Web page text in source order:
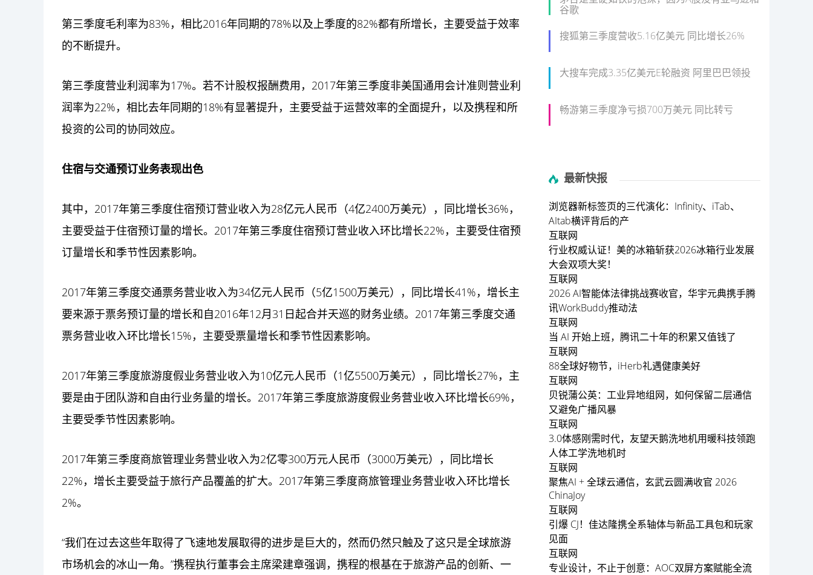
第三季度毛利率为83%，相比2016年同期的78%以及上季度的82%都有所增长，主要受益于效率
的不断提升。
第三季度营业利润率为17%。若不计股权报酬费用，2017年第三季度非美国通用会计准则营业利
润率为22%，相比去年同期的18%有显著提升，主要受益于运营效率的全面提升，以及携程和所
投资的公司的协同效应。
住宿与交通预订业务表现出色
其中，2017年第三季度住宿预订营业收入为28亿元人民币（4亿2400万美元），同比增长36%，
主要受益于住宿预订量的增长。2017年第三季度住宿预订营业收入环比增长22%，主要受住宿预
订量增长和季节性因素影响。
2017年第三季度交通票务营业收入为34亿元人民币（5亿1500万美元），同比增长41%，增长主
要来源于票务预订量的增长和自2016年12月31日起合并天巡的财务业绩。2017年第三季度交通
票务营业收入环比增长15%，主要受票量增长和季节性因素影响。
2017年第三季度旅游度假业务营业收入为10亿元人民币（1亿5500万美元），同比增长27%，主
要是由于团队游和自由行业务量的增长。2017年第三季度旅游度假业务营业收入环比增长69%，
主要受季节性因素影响。
2017年第三季度商旅管理业务营业收入为2亿零300万元人民币（3000万美元），同比增长
22%，增长主要受益于旅行产品覆盖的扩大。2017年第三季度商旅管理业务营业收入环比增长
2%。
“我们在过去这些年取得了飞速地发展取得的进步是巨大的，然而仍然只触及了这只是全球旅游
市场机会的冰山一角。”携程执行董事会主席梁建章强调，携程的根基在于旅游产品的创新、一
谷歌
搜狐第三季度营收5.16亿美元 同比增长26%
大搜车完成3.35亿美元E轮融资 阿里巴巴领投
畅游第三季度净亏损700万美元 同比转亏
最新快报
浏览器新标签页的三代演化：Infinity、iTab、
AItab横评背后的产
互联网
行业权威认证！美的冰箱斩获2026冰箱行业发展
大会双项大奖！
互联网
2026 AI智能体法律挑战赛收官，华宇元典携手腾
讯WorkBuddy推动法
互联网
当 AI 开始上班，腾讯二十年的积累又值钱了
互联网
88全球好物节，iHerb礼遇健康美好
互联网
贝锐蒲公英：工业异地组网，如何保留二层通信
又避免广播风暴
互联网
3.0体感刚需时代，友望天鹅洗地机用暖科技领跑
人体工学洗地机时
互联网
聚焦AI + 全球云通信，玄武云圆满收官 2026
ChinaJoy
互联网
引爆 CJ！佳达隆携全系轴体与新品工具包和玩家
见面
互联网
专业设计，不止于创意：AOC双屏方案赋能全流